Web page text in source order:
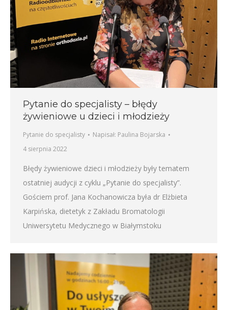
Pytanie do specjalisty – błędy
żywieniowe u dzieci i młodzieży
Pytanie do specjalisty Napisał: Paulina Bojarska
4 sierpnia 2022
Błędy żywieniowe dzieci i młodzieży były tematem
ostatniej audycji z cyklu „Pytanie do specjalisty”.
Gościem prof. Jana Kochanowicza była dr Elżbieta
Karpińska, dietetyk z Zakładu Bromatologii
Uniwersytetu Medycznego w Białymstoku